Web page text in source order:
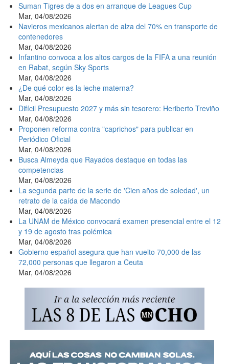
Suman Tigres de a dos en arranque de Leagues Cup
Mar, 04/08/2026
Navieros mexicanos alertan de alza del 70% en transporte de
contenedores
Mar, 04/08/2026
Infantino convoca a los altos cargos de la FIFA a una reunión
en Rabat, según Sky Sports
Mar, 04/08/2026
¿De qué color es la leche materna?
Mar, 04/08/2026
Difícil Presupuesto 2027 y más sin tesorero: Heriberto Treviño
Mar, 04/08/2026
Proponen reforma contra "caprichos" para publicar en
Periódico Oficial
Mar, 04/08/2026
Busca Almeyda que Rayados destaque en todas las
competencias
Mar, 04/08/2026
La segunda parte de la serie de 'Cien años de soledad', un
retrato de la caída de Macondo
Mar, 04/08/2026
La UNAM de México convocará examen presencial entre el 12
y 19 de agosto tras polémica
Mar, 04/08/2026
Gobierno español asegura que han vuelto 70,000 de las
72,000 personas que llegaron a Ceuta
Mar, 04/08/2026